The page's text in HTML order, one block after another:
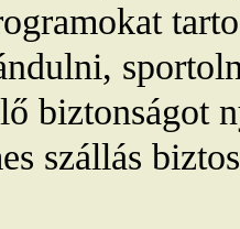
biztonságot
szállás